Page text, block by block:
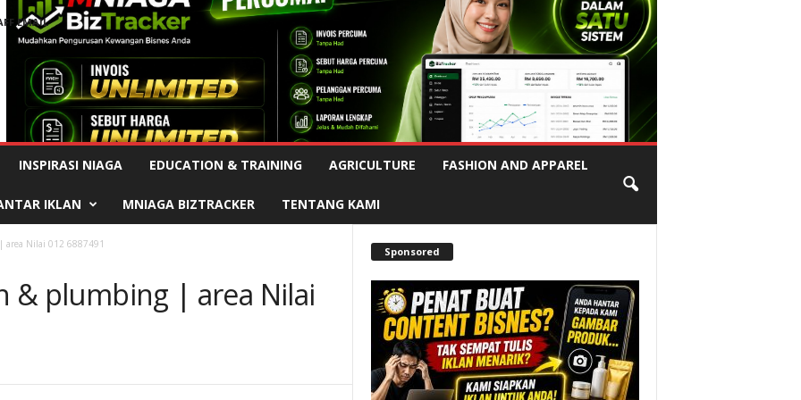
EMAIL
Advertisement
INSPIRASI NIAGA EDUCATION & TRAINING AGRICULTURE FASHION AND APPAREL
IKLAN MNIAGA BIZTRACKER TENTANG KAMI
Nilai 012 6887491
& plumbing | area Nilai
Sponsored